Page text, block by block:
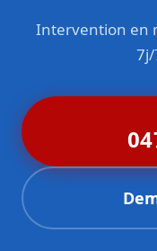
Intervention en